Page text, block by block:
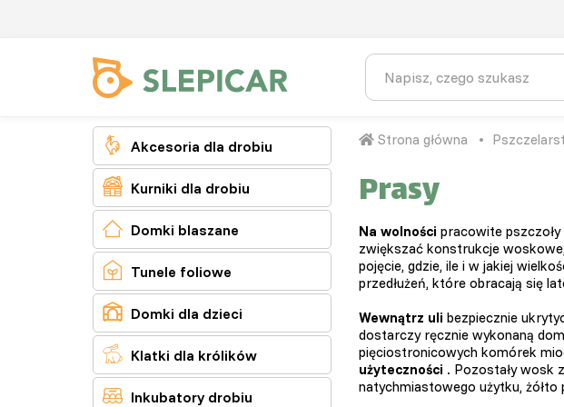
 Akcesoria dla drobiu
 Kurniki dla drobiu
 Domki blaszane
 Tunele foliowe
 Domki dla dzieci
 Klatki dla królików
 Inkubatory drobiu
Strona główna
Prasy
Na wolności pracowite pszczoły
zwiększać konstrukcje
pojęcie, gdzie, ile i w jakiej
przedłużeń, które obracają się
Wewnątrz uli bezpiecznie
dostarczy ręcznie wykonaną
pięciostronicowych komórek
użyteczności . Pozostały wosk
natychmiastowego użytku, żółto